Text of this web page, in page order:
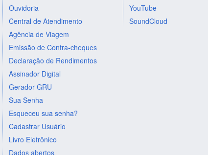
Ouvidoria
Central de Atendimento
Agência de Viagem
Emissão de Contra-cheques
Declaração de Rendimentos
Assinador Digital
Gerador GRU
Sua Senha
Esqueceu sua senha?
Cadastrar Usuário
Livro Eletrônico
Dados abertos
YouTube
SoundCloud